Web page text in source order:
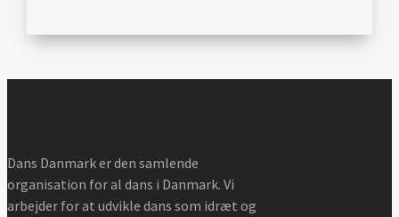
Dans Danmark er den samlende
organisation for al dans i Danmark. Vi
arbejder for at udvikle dans som idræt og